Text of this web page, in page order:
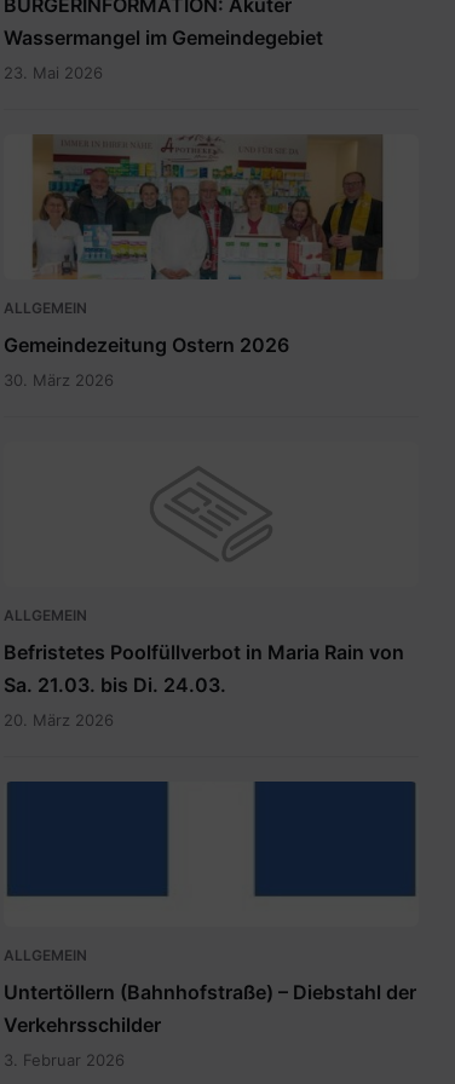
BÜRGERINFORMATION: Akuter
Wassermangel im Gemeindegebiet
23. Mai 2026
April
2026_INT.pdf
ALLGEMEIN
Gemeindezeitung Ostern 2026
30. März 2026
ALLGEMEIN
Befristetes Poolfüllverbot in Maria Rain von
Sa. 21.03. bis Di. 24.03.
20. März 2026
ALLGEMEIN
Untertöllern (Bahnhofstraße) – Diebstahl der
Verkehrsschilder
3. Februar 2026